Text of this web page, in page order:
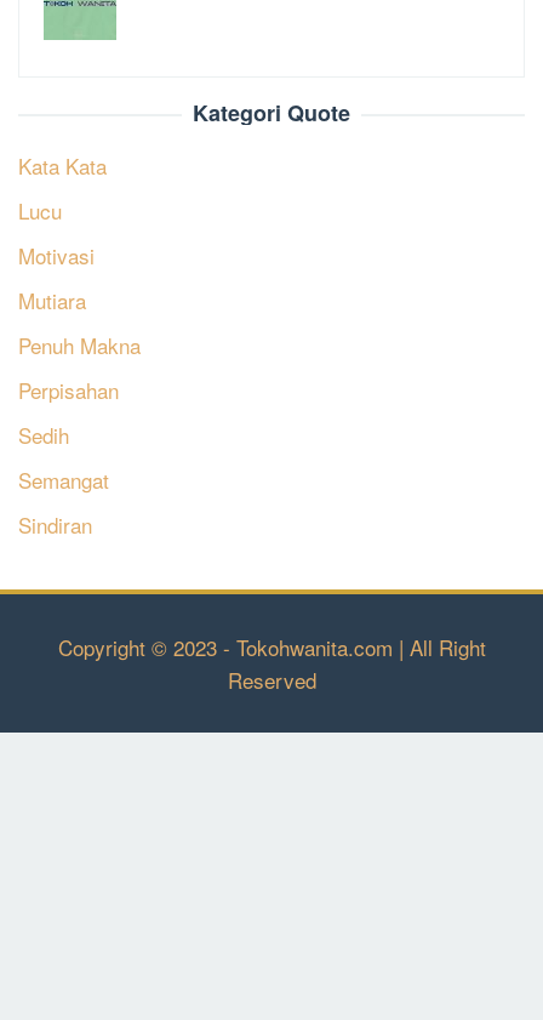
Kategori Quote
Kata Kata
Lucu
Motivasi
Mutiara
Penuh Makna
Perpisahan
Sedih
Semangat
Sindiran
Copyright © 2023 - Tokohwanita.com | All Right
Reserved